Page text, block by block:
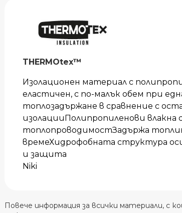
THERMOtex™
Изолационен материал с
еластичен, с по-малък обем при
топлозадържане в сравнение с
изолацииПолипропиленови влакна
топлопроводимостЗадържа
времеХидрофобната структура
и защита
Niki
Повече информация за всички материали, с